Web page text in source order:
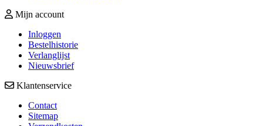
Mijn account
Inloggen
Bestelhistorie
Verlanglijst
Nieuwsbrief
Klantenservice
Contact
Sitemap